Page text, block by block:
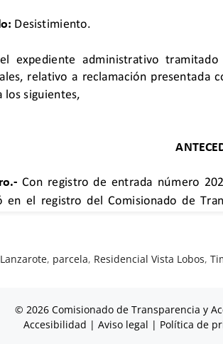
Lanzarote, parcela, Residencial Vista Lobos,
© 2026 Comisionado de Transparencia y
Accesibilidad | Aviso legal | Política de